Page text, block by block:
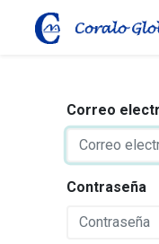
Correo
Contraseña